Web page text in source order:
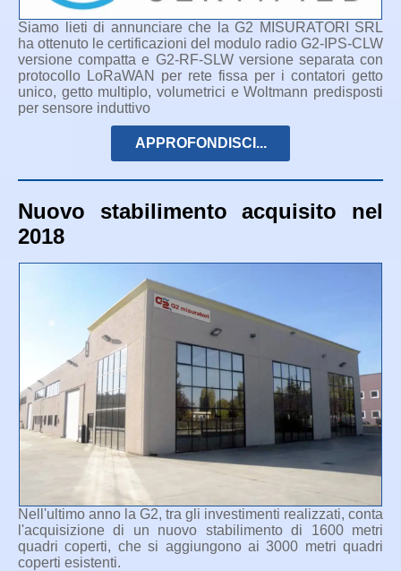
Siamo lieti di annunciare che la G2 MISURATORI SRL
ha ottenuto le certificazioni del modulo radio G2-IPS-CLW
versione compatta e G2-RF-SLW versione separata con
protocollo LoRaWAN per rete fissa per i contatori getto
unico, getto multiplo, volumetrici e Woltmann predisposti
per sensore induttivo
APPROFONDISCI...
Nuovo stabilimento acquisito nel
2018
Nell'ultimo anno la G2, tra gli investimenti realizzati, conta
l'acquisizione di un nuovo stabilimento di 1600 metri
quadri coperti, che si aggiungono ai 3000 metri quadri
coperti esistenti.